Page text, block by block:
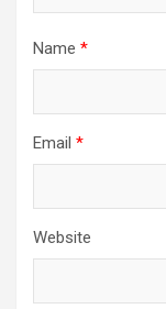
Name *
Email *
Website